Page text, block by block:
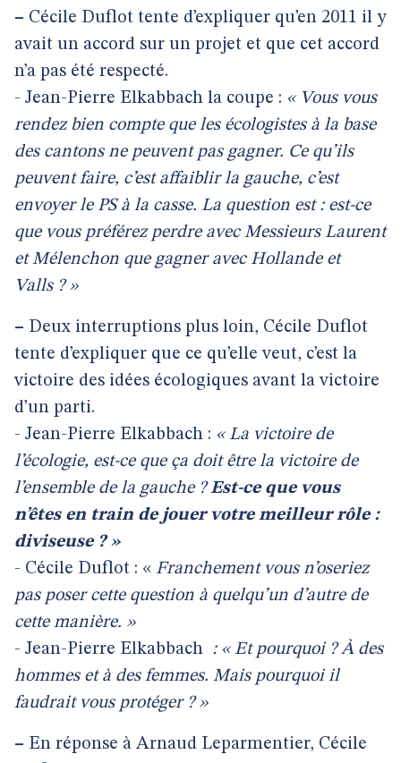
– Cécile Duflot tente d’expliquer qu’en 2011 il y
avait un accord sur un projet et que cet accord
n’a pas été respecté.
- Jean-Pierre Elkabbach la coupe : « Vous vous
rendez bien compte que les écologistes à la base
des cantons ne peuvent pas gagner. Ce qu’ils
peuvent faire, c’est affaiblir la gauche, c’est
envoyer le PS à la casse. La question est : est-ce
que vous préférez perdre avec Messieurs Laurent
et Mélenchon que gagner avec Hollande et
Valls ? »
– Deux interruptions plus loin, Cécile Duflot
tente d’expliquer que ce qu’elle veut, c’est la
victoire des idées écologiques avant la victoire
d’un parti.
- Jean-Pierre Elkabbach : « La victoire de
l’écologie, est-ce que ça doit être la victoire de
l’ensemble de la gauche ?Est-ce que vous
n’êtes en train de jouer votre meilleur rôle :
diviseuse ? »
- Cécile Duflot : « Franchement vous n’oseriez
pas poser cette question à quelqu’un d’autre de
cette manière. »
- Jean-Pierre Elkabbach : « Et pourquoi ? À des
hommes et à des femmes. Mais pourquoi il
faudrait vous protéger ? »
– En réponse à Arnaud Leparmentier, Cécile